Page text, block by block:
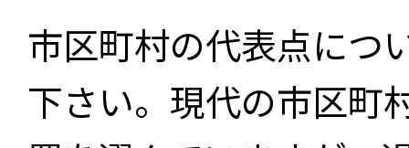
市区町村の代表点につ
下さい。現代の市区町